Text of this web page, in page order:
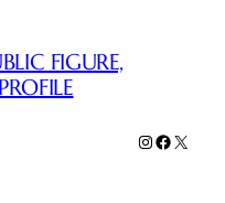
FIGURE,
Instagram
Facebook
X